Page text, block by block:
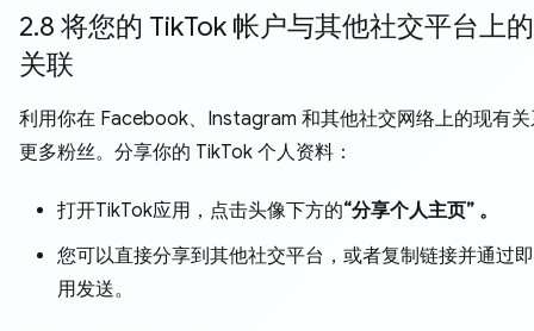
2.8 将您的 TikTok 帐户与其他社交平台上
关联
利用你在 Facebook、Instagram 和其他社交网络上的现有
更多粉丝。分享你的 TikTok 个人资料：
打开TikTok应用，点击头像下方的“分享个人主页” 。
您可以直接分享到其他社交平台，或者复制链接并通过
用发送。